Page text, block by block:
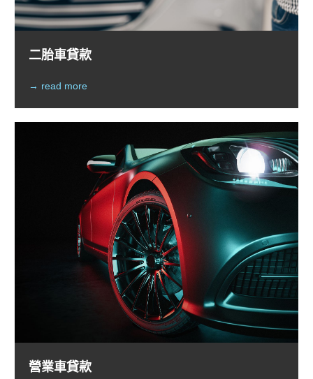
二胎車貸款
→ read more
營業車貸款